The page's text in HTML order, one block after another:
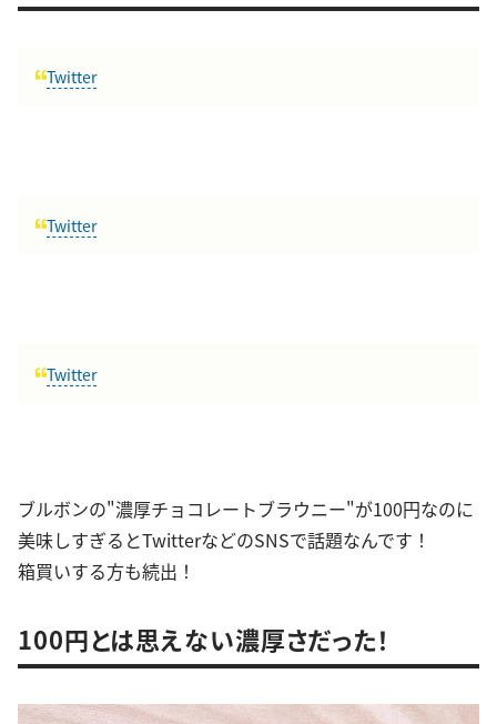
Twitter
Twitter
Twitter
ブルボンの"濃厚チョコレートブラウニー"が100円なのに
美味しすぎるとTwitterなどのSNSで話題なんです！
箱買いする方も続出！
100円とは思えない濃厚さだった！